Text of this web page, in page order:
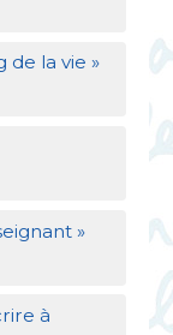
de la vie »
»
à